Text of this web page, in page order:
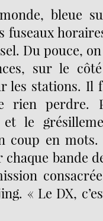
bleue
fuseaux
Du pouce,
sur le
les stations. Il
rien perdre.
et le
coup en
bande
« Le DX,